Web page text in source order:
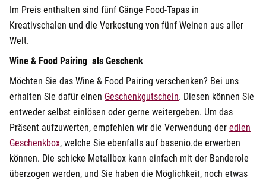
Im Preis enthalten sind fünf Gänge Food-Tapas in
Kreativschalen und die Verkostung von fünf Weinen aus aller
Welt.
Wine & Food Pairing als Geschenk
Möchten Sie das Wine & Food Pairing verschenken? Bei uns
erhalten Sie dafür einen Geschenkgutschein. Diesen können Sie
entweder selbst einlösen oder gerne weitergeben. Um das
Präsent aufzuwerten, empfehlen wir die Verwendung der edlen
Geschenkboxöffnet in neuem Fenster
, welche Sie ebenfalls auf basenio.de erwerben
können. Die schicke Metallbox kann einfach mit der Banderole
überzogen werden, und Sie haben die Möglichkeit, noch etwas